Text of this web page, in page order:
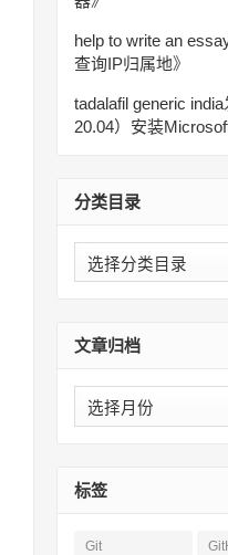
help to write an
查询IP归属地》
tadalafil generic india
20.04）安装
分类目录
分
类
文章归档
文
章
标签
Git